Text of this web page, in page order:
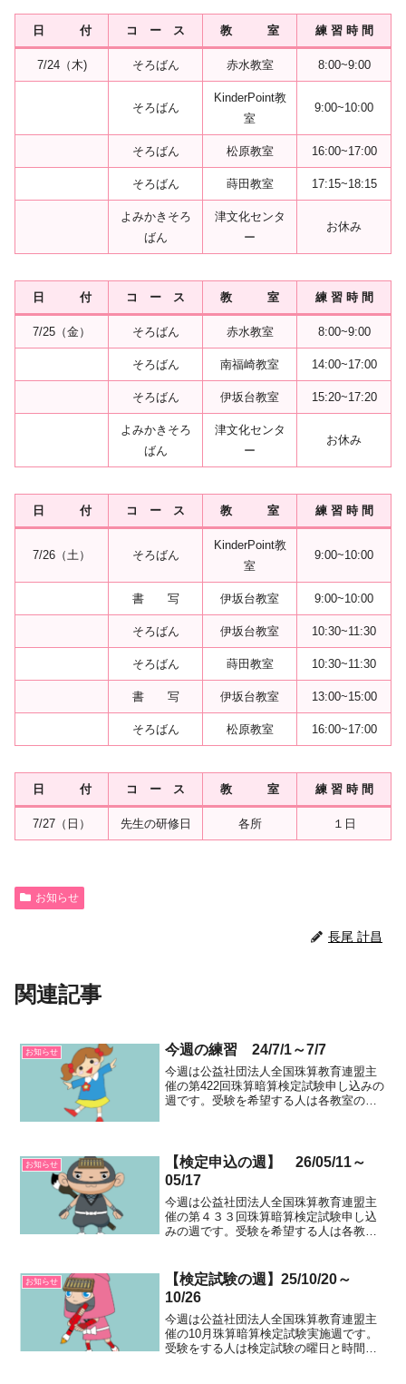
日 付 コ ー ス 教 室 練 習 時 間
7/24（木) そろばん 赤水教室 8:00~9:00
そろばん
KinderPoint教
室
9:00~10:00
そろばん 松原教室 16:00~17:00
そろばん 蒔田教室 17:15~18:15
よみかきそろ
ばん
津文化センタ
ー
お休み
日 付 コ ー ス 教 室 練 習 時 間
7/25（金） そろばん 赤水教室 8:00~9:00
そろばん 南福崎教室 14:00~17:00
そろばん 伊坂台教室 15:20~17:20
よみかきそろ
ばん
津文化センタ
ー
お休み
日 付 コ ー ス 教 室 練 習 時 間
7/26（土） そろばん
KinderPoint教
室
9:00~10:00
書 写 伊坂台教室 9:00~10:00
そろばん 伊坂台教室 10:30~11:30
そろばん 蒔田教室 10:30~11:30
書 写 伊坂台教室 13:00~15:00
そろばん 松原教室 16:00~17:00
日 付 コ ー ス 教 室 練 習 時 間
7/27（日） 先生の研修日 各所 １日
お知らせ
長尾 計昌
関連記事
お知らせ 今週の練習 24/7/1～7/7
今週は公益社団法人全国珠算教育連盟主
催の第422回珠算暗算検定試験申し込みの
週です。受験を希望する人は各教室の先
日 付コ ー ...
お知らせ
【検定申込の週】 26/05/11～
05/17
今週は公益社団法人全国珠算教育連盟主
催の第４３３回珠算暗算検定試験申し込
みの週です。受験を希望する人は各教室
習 時 間5/11（月）そろばん南福崎教室
14:00~17...
お知らせ
【検定試験の週】25/10/20～
10/26
今週は公益社団法人全国珠算教育連盟主
催の10月珠算暗算検定試験実施週です。
受験をする人は検定試験の曜日と時間を